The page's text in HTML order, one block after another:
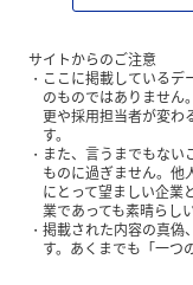
サイトからのご注意
ここに掲載しているデ
のものではありません
更や採用担当者が変わ
す。
また、言うまでもない
ものに過ぎません。他
にとって望ましい企業
業であっても素晴らし
掲載された内容の真偽
す。あくまでも「一つ